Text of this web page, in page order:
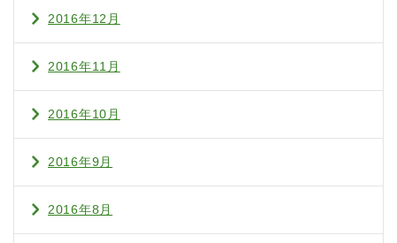
2016年12月
2016年11月
2016年10月
2016年9月
2016年8月